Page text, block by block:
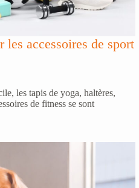
les accessoires de sport
les tapis de yoga, haltères,
de fitness se sont